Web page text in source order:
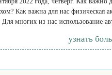
Как важна для нас физическая
многих из нас использование
узнать